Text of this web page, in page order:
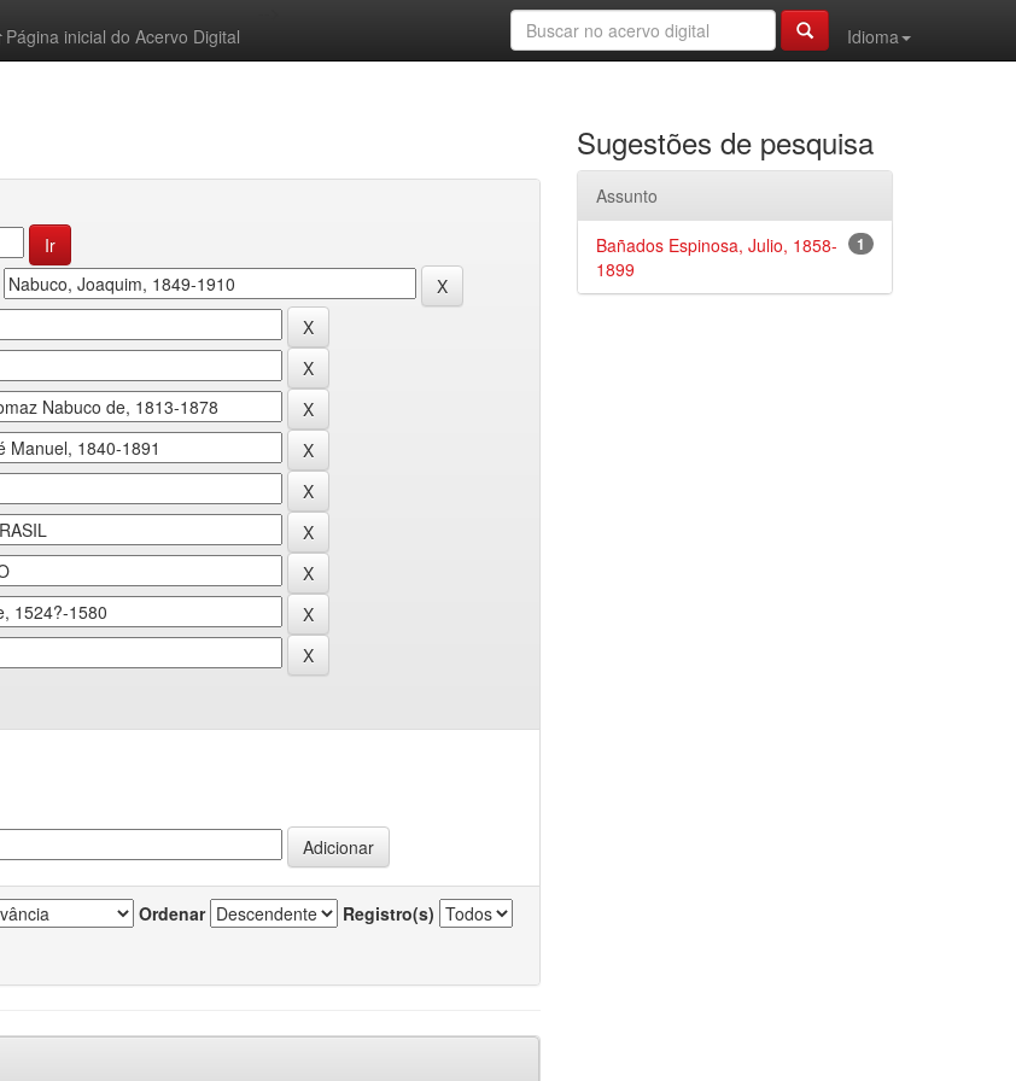
Página inicial do Acervo Digital
Idioma
Ordenar Registro(s)
Sugestões de pesquisa
Assunto
1
Bañados Espinosa, Julio, 1858-
1899